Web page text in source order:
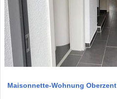
Maisonnette-Wohnung Oberzent